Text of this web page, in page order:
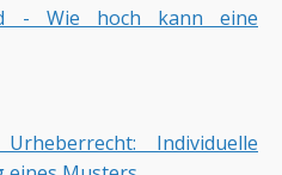
- Wie hoch kann eine
Individuelle